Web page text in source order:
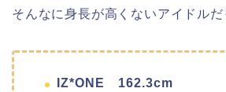
そんなに身長が高くないアイドルだ
IZ*ONE 162.3cm